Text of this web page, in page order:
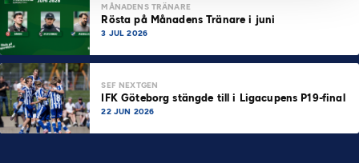
MÅNADENS TRÄNARE
Rösta på Månadens Tränare i juni
3 JUL 2026
SEF NEXTGEN
IFK Göteborg stängde till i Ligacupens P19-final
22 JUN 2026